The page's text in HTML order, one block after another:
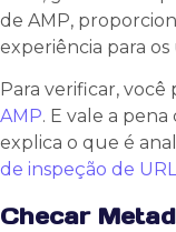
de AMP,
experiência para os
Para verificar, você
AMP. E vale a
explica o que é
de inspeção de URL
Checar